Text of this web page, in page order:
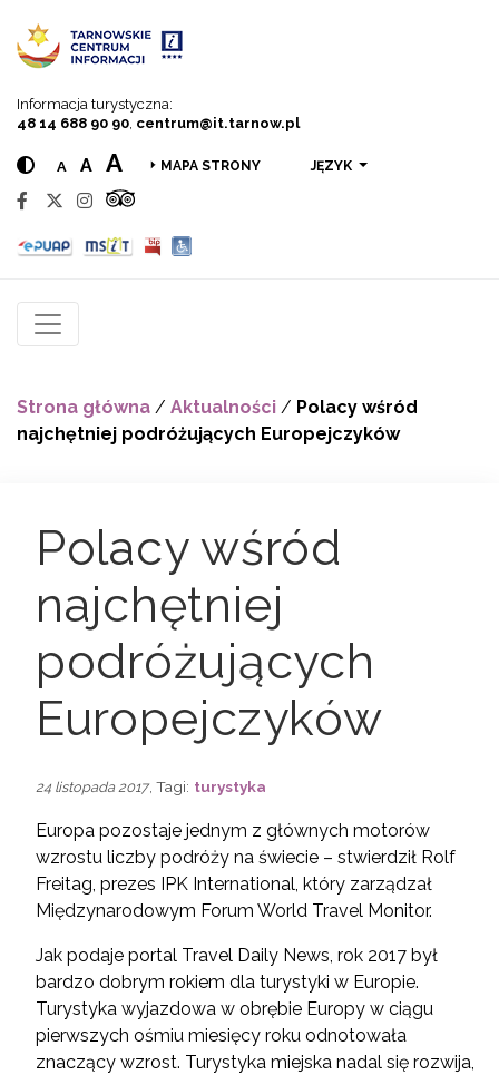
Informacja turystyczna:
48 14 688 90 90 centrum@it.tarnow.pl
A A A MAPA STRONY JĘZYK
Strona główna / Aktualności / Polacy wśród
najchętniej podróżujących Europejczyków
Polacy wśród
najchętniej
podróżujących
Europejczyków
24 listopada 2017, Tagi: turystyka
Europa pozostaje jednym z głównych motorów
wzrostu liczby podróży na świecie – stwierdził Rolf
Freitag, prezes IPK International, który zarządzał
Międzynarodowym Forum World Travel Monitor.
Jak podaje portal Travel Daily News, rok 2017 był
bardzo dobrym rokiem dla turystyki w Europie.
Turystyka wyjazdowa w obrębie Europy w ciągu
pierwszych ośmiu miesięcy roku odnotowała
znaczący wzrost. Turystyka miejska nadal się rozwija,